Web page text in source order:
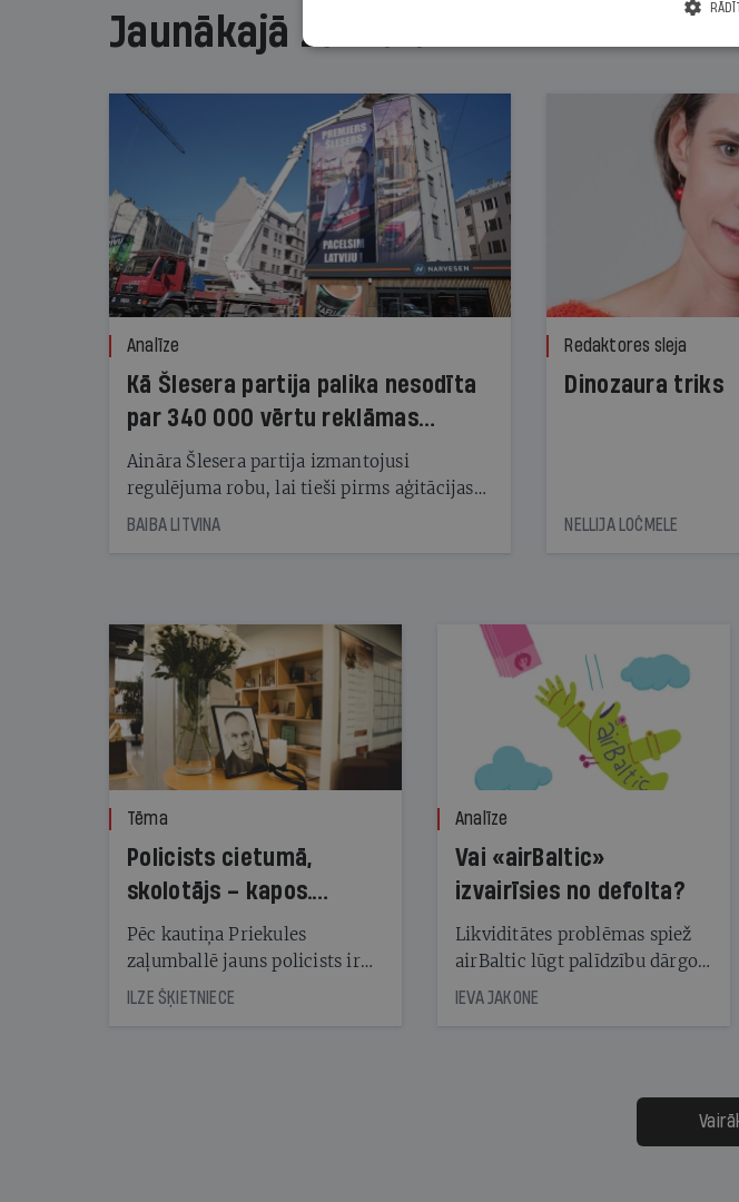
Jaunākajā žurnālā
Analīze
Kā Šlesera partija palika nesodīta
par 340 000 vērtu reklāmas
kampaņu
Aināra Šlesera partija izmantojusi
regulējuma robu, lai tieši pirms aģitācijas
starta izreklamētos par summu, kas
BAIBA LITVINA
Redaktores sleja
Dinozaura triks
NELLIJA LOČMELE
Tēma
Policists cietumā,
skolotājs – kapos.
Reibuma cena Priekulē
Pēc kautiņa Priekules
zaļumballē jauns policists ir
nonācis cietumā, bet
cienījams pedagogs — kapos.
ILZE ŠĶIETNIECE
Analīze
Vai «airBaltic»
izvairīsies no defolta?
Likviditātes problēmas spiež
airBaltic lūgt palīdzību dārgo
obligāciju turētājiem, taču
samaksāt augstos procentus,
kas jāpārskaita jau trīs dienas
pirms nākamās sapulces
IEVA JAKONE